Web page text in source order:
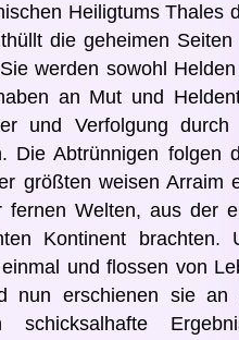
Heiligtums Thales
die geheimen Seiten
werden sowohl
an Mut und
und Verfolgung durch
Die Abtrünnigen folgen
größten weisen Arraim
fernen Welten, aus der
Kontinent brachten.
und flossen von
nun erschienen sie an